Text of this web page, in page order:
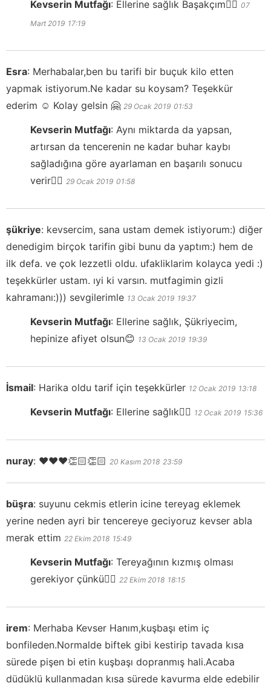
Kevserin Mutfağı: Ellerine sağlık Başakçım👍🏻 07
Mart 2019 17:19
Esra: Merhabalar,ben bu tarifi bir buçuk kilo etten
yapmak istiyorum.Ne kadar su koysam? Teşekkür
ederim ☺️ Kolay gelsin 🤗 29 Ocak 2019 01:53
Kevserin Mutfağı: Aynı miktarda da yapsan,
artırsan da tencerenin ne kadar buhar kaybı
sağladığına göre ayarlaman en başarılı sonucu
verir👍🏻 29 Ocak 2019 01:58
şükriye: kevsercim, sana ustam demek istiyorum:) diğer
denedigim birçok tarifin gibi bunu da yaptım:) hem de
ilk defa. ve çok lezzetli oldu. ufakliklarim kolayca yedi :)
teşekkürler ustam. ıyi ki varsın. mutfagimin gizli
kahramanı:))) sevgilerimle 13 Ocak 2019 19:37
Kevserin Mutfağı: Ellerine sağlık, Şükriyecim,
hepinize afiyet olsun😊 13 Ocak 2019 19:39
İsmail: Harika oldu tarif için teşekkürler 12 Ocak 2019 13:18
Kevserin Mutfağı: Ellerine sağlık👍🏻 12 Ocak 2019 15:36
nuray: ❤️❤️❤️👏🏻👏🏻 20 Kasım 2018 23:59
büşra: suyunu cekmis etlerin icine tereyag eklemek
yerine neden ayri bir tencereye geciyoruz kevser abla
merak ettim 22 Ekim 2018 15:49
Kevserin Mutfağı: Tereyağının kızmış olması
gerekiyor çünkü👍🏻 22 Ekim 2018 18:15
irem: Merhaba Kevser Hanım,kuşbaşı etim iç
bonfileden.Normalde biftek gibi kestirip tavada kısa
sürede pişen bi etin kuşbaşı dopranmış hali.Acaba
düdüklü kullanmadan kısa sürede kavurma elde edebilir